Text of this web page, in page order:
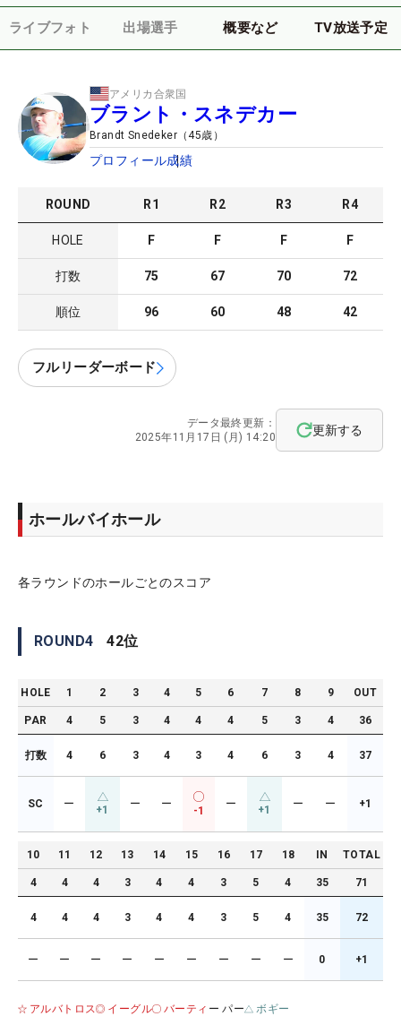
ライブフォト 出場選手 概要など TV放送予定
アメリカ合衆国
ブラント・スネデカー
Brandt Snedeker （ 45歳）
プロフィール成績
ROUND R1 R2 R3 R4
HOLE F F F F
打数 75 67 70 72
順位 96 60 48 42
フルリーダーボード
データ最終更新：
2025年11月17日 (月) 14:20
更新する
ホールバイホール
各ラウンドのホールごとのスコア
ROUND4 42位
HOLE 1 2 3 4 5 6 7 8 9 OUT
PAR 4 5 3 4 4 4 5 3 4 36
打数 4 6 3 4 3 4 6 3 4 37
SC ー +1 ー ー
-1
ー +1 ー ー +1
10 11 12 13 14 15 16 17 18 IN TOTAL
4 4 4 3 4 4 3 5 4 35 71
4 4 4 3 4 4 3 5 4 35 72
ー ー ー ー ー ー ー ー ー 0 +1
アルバトロス イーグル バーティ ー パー ボギー